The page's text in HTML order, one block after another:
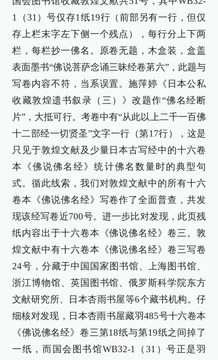
1（31）号仅存1纸19行（前部另有一行，但仅
存上栏末字左下侧一个残点），每行分上下两
栏，每栏抄一佛名。原卷无题，木盒装，盒盖
表面墨书“佛说菩萨念诵三昧经卷苐六”，此题与
写卷内容不符，当系误置。施萍婷《日本公私
收藏敦煌遗书叙录（三）》改题作“佛名经断
片”，大抵可行。考卷中有“从此以上二千一百佛
十二部经一切贤圣”文字一行（第17行），这是
只见于敦煌文献及少量日本古写经中的十六卷
本《佛说佛名经》统计佛名数量时的典型句
式。循此线索，我们对敦煌文献中的所有十六
卷本《佛说佛名经》写卷作了全面普查，共发
现该经写卷近700号。进一步比对发现，此页残
纸内容出于十六卷本《佛说佛名经》卷三。敦
煌文献中有十六卷本《佛说佛名经》卷三写卷
24号，分藏于中国国家图书馆、上海图书馆、
浙江博物馆、英国图书馆、俄罗斯科学院东方
文献研究所、日本杏雨书屋等6个藏书机构。仔
细核对发现，日本杏雨书屋藏羽485号十六卷本
《佛说佛名经》卷三第18纸与第19纸之间掉了
一纸，而国会图书馆WB32-1（31）号正是羽